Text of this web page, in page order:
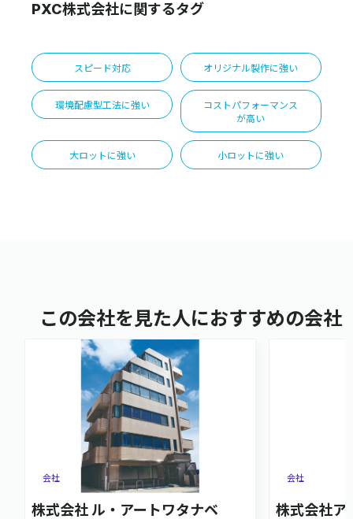
PXC株式会社に関するタグ
スピード対応 オリジナル製作に強い
環境配慮型工法に強い
コストパフォーマンス
が高い
大ロットに強い 小ロットに強い
この会社を見た人におすすめの会社
株式会社 ル・アートワタナベ
会社
株式会社ア
会社